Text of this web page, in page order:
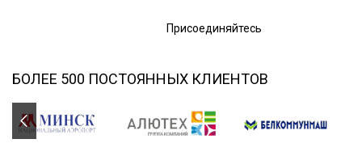
Присоединяйтесь
БОЛЕЕ 500 ПОСТОЯННЫХ КЛИЕНТОВ